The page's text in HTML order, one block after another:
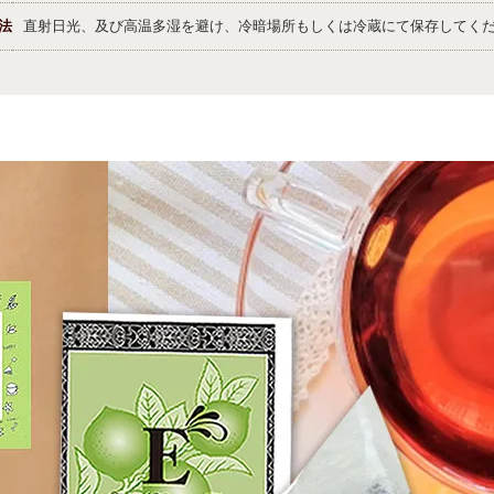
直射日光、及び高温多湿を避け、冷暗場所もしくは冷蔵にて保存してく